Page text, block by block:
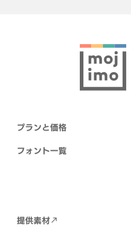
プランと価格
フォント一覧
提供素材